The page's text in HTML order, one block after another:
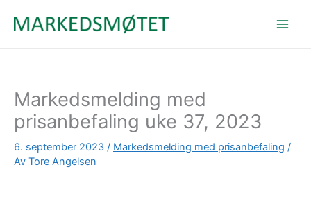
Markedsmelding med
prisanbefaling uke 37, 2023
6. september 2023 / Markedsmelding med prisanbefaling /
Av Tore Angelsen